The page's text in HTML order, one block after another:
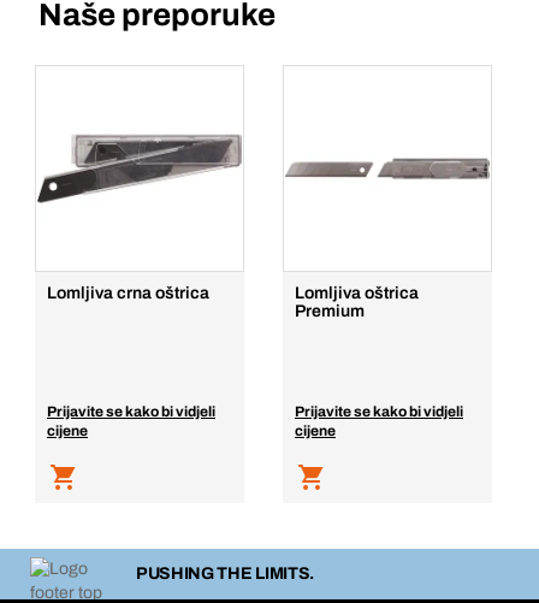
Naše preporuke
Lomljiva crna oštrica
Prijavite se kako bi vidjeli
cijene
Lomljiva oštrica
Premium
Prijavite se kako bi vidjeli
cijene
PUSHING THE LIMITS.